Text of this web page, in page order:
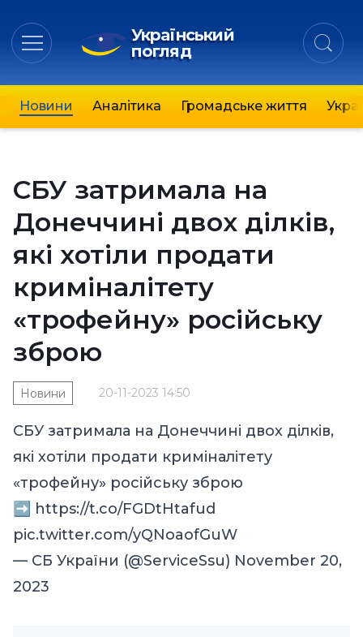
Український
погляд
Новини Аналітика Громадське життя
СБУ затримала на
Донеччині двох ділків,
які хотіли продати
криміналітету
«трофейну» російську
зброю
20-11-2023 14:50
Новини
СБУ затримала на Донеччині двох ділків,
які хотіли продати криміналітету
«трофейну» російську зброю
➡️ https://t.co/FGDtHtafud
pic.twitter.com/yQNoaofGuW
— СБ України (@ServiceSsu) November 20,
2023